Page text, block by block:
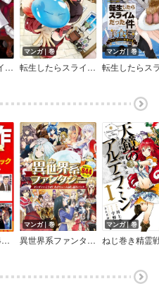
転生したらスライムだった件 クレイマンREVENGE
マンガ｜巻
転生したらスライムだった件 異聞 ～魔国暮らしのトリニティ～
マンガ｜巻
島耕作シリーズ40周年記念 全シリーズ1話完全無料試し読みパック
マンガ｜巻
異世界系ファンタジー ガンガンいこうぜ！大ボリューム試し読みパック
マンガ｜巻